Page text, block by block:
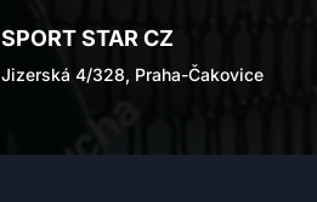
SPORT STAR CZ
Jizerská 4/328, Praha-Čakovice